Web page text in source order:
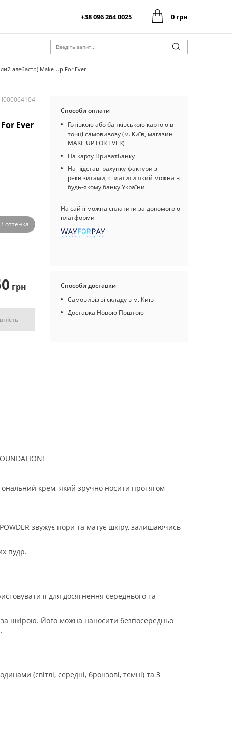
+38 096 264 0025 0 грн
Разом: 0 грн
алебастр) Make Up For Ever
I000064104
Ever
грн
оттенка
Способи оплати
Готівкою або банківською картою в
точці самовивозу (м. Київ, магазин
MAKE UP FOR EVER)
На карту ПриватБанку
На підставі рахунку-фактури з
реквізитами, сплатити який можна в
будь-якому банку України
На сайті можна сплатити за допомогою
платформи
Способи доставки
Самовивіз зі складу в м. Київ
Доставка Новою Поштою
крем, який зручно носити протягом
звужує пори та матує шкіру, залишаючись
пудр.
її для досягнення середнього та
шкірою. Його можна наносити безпосередньо
(світлі, середні, бронзові, темні) та 3